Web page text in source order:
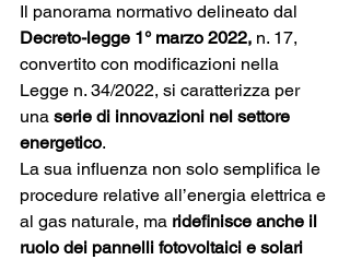
Il panorama normativo delineato dal
Decreto-legge 1° marzo 2022, n. 17,
convertito con modificazioni nella
Legge n. 34/2022, si caratterizza per
una serie di innovazioni nel settore
energetico.
La sua influenza non solo semplifica le
procedure relative all’energia elettrica e
al gas naturale, ma ridefinisce anche il
ruolo dei pannelli fotovoltaici e solari